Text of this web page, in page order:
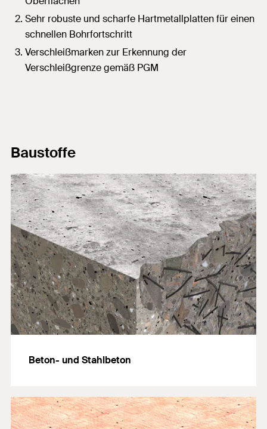
Sehr robuste und scharfe Hartmetallplatten für einen
schnellen Bohrfortschritt
Verschleißmarken zur Erkennung der
Verschleißgrenze gemäß PGM
Baustoffe
Beton- und Stahlbeton